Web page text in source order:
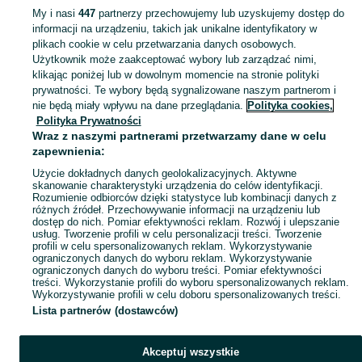
KATEGORIA
Skorzystaj z największego serwisu ogłoszeniowego - Przygórze i okolice! Kupuj to, czego pragniesz i sprzedawaj to, czego już nie potrzebujesz! Zobacz
Mapa kategorii
Mapa miejscowości
Mapa ministron
Popularne wyszukiwania
My i nasi 447partnerzy przechowujemy lub uzyskujemy dostęp do
informacji na urządzeniu, takich jak unikalne identyfikatory w
plikach cookie w celu przetwarzania danych osobowych.
Użytkownik może zaakceptować wybory lub zarządzać nimi,
klikając poniżej lub w dowolnym momencie na stronie polityki
prywatności. Te wybory będą sygnalizowane naszym partnerom i
nie będą miały wpływu na dane przeglądania. Polityka cookies,
Polityka Prywatności
Wraz z naszymi partnerami przetwarzamy dane w celu
zapewnienia:
Użycie dokładnych danych geolokalizacyjnych. Aktywne
skanowanie charakterystyki urządzenia do celów identyfikacji.
Rozumienie odbiorców dzięki statystyce lub kombinacji danych z
różnych źródeł. Przechowywanie informacji na urządzeniu lub
dostęp do nich. Pomiar efektywności reklam. Rozwój i ulepszanie
usług. Tworzenie profili w celu personalizacji treści. Tworzenie
profili w celu spersonalizowanych reklam. Wykorzystywanie
ograniczonych danych do wyboru reklam. Wykorzystywanie
ograniczonych danych do wyboru treści. Pomiar efektywności
treści. Wykorzystanie profili do wyboru spersonalizowanych reklam.
Wykorzystywanie profili w celu doboru spersonalizowanych treści.
Lista partnerów (dostawców)
Akceptuj wszystkie